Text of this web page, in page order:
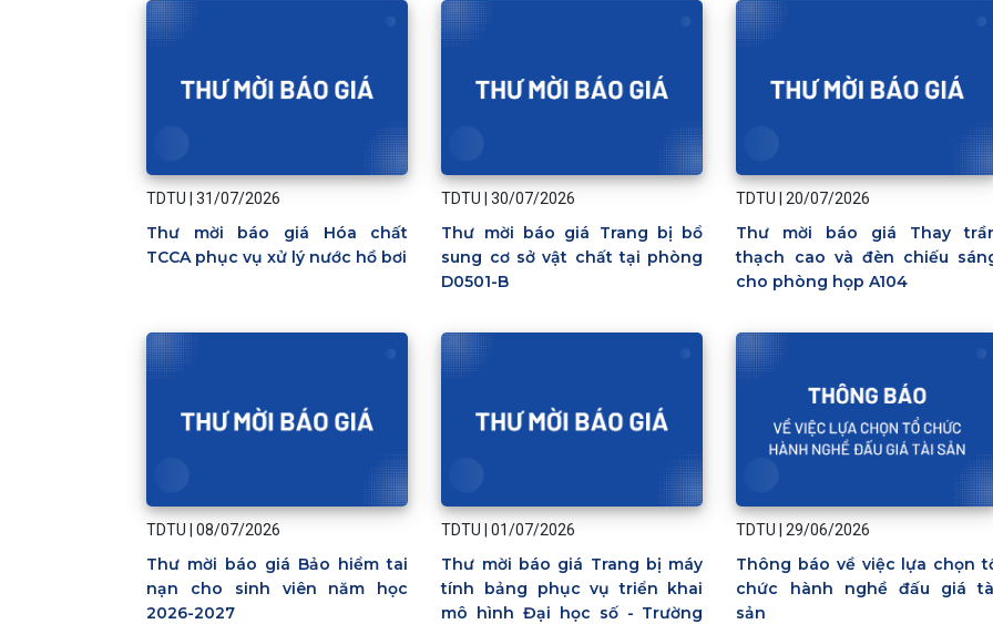
TDTU 31/07/2026
Thư mời báo giá Hóa chất
TCCA phục vụ xử lý nước hồ bơi
TDTU |30/07/2026
Thư mời báo giá Trang bị bổ
sung cơ sở vật chất tại phòng
D0501-B
TDTU |20/07/2026
Thư mời báo giá Thay
thạch cao và đèn chiếu
cho phòng họp A104
TDTU 08/07/2026
Thư mời báo giá Bảo hiểm tai
nạn cho sinh viên năm học
2026-2027
TDTU |01/07/2026
Thư mời báo giá Trang bị máy
tính bảng phục vụ triển khai
mô hình Đại học số - Trường
TDTU |29/06/2026
Thông báo về việc lựa chọn
chức hành nghề đấu giá
sản